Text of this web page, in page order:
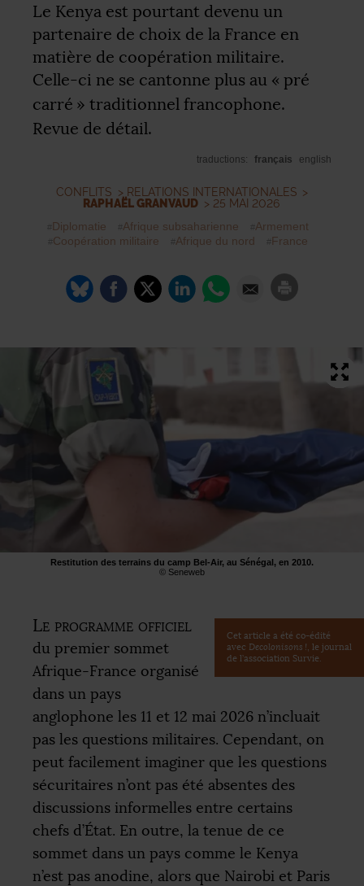
Le Kenya est pourtant devenu un
partenaire de choix de la France en
matière de coopération militaire.
Celle-ci ne se cantonne plus au « pré
carré » traditionnel francophone.
Revue de détail.
traductions: français english
CONFLITS > RELATIONS INTERNATIONALES >
RAPHAËL GRANVAUD > 25 MAI 2026
Diplomatie Afrique subsaharienne
Armement
Coopération militaire
Afrique du nord France
Restitution des terrains du camp Bel-Air, au Sénégal, en 2010.
© Seneweb
Cet article a été co-édité
avec Decolonisons !, le journal
de l’association Survie.
Le programme officiel
du premier sommet
Afrique-France organisé
dans un pays
anglophone les 11 et 12 mai 2026 n’incluait
pas les questions militaires. Cependant, on
peut facilement imaginer que les questions
sécuritaires n’ont pas été absentes des
discussions informelles entre certains
chefs d’État. En outre, la tenue de ce
sommet dans un pays comme le Kenya
n’est pas anodine, alors que Nairobi et Paris